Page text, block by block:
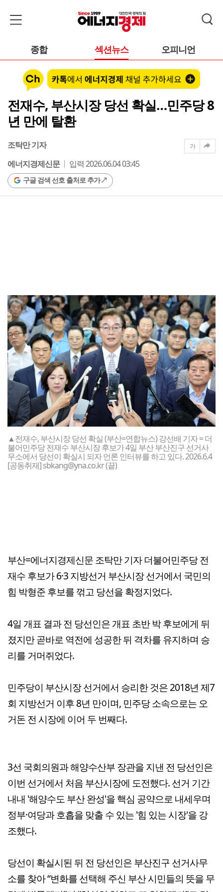
종합 섹션뉴스 오피니언
전재수, 부산시장 당선 확실…민주당 8
년 만에 탈환
조탁만 기자
에너지경제신문
입력 2026.06.04 03:45
구글 검색 선호 출처로 추가
가
▲전재수, 부산시장 당선 확실 (부산=연합뉴스) 강선배 기자 = 더
불어민주당 전재수 부산시장 후보가 4일 부산 부산진구 선거사
무소에서 당선이 확실시 되자 언론 인터뷰를 하고 있다. 2026.6.4
[공동취재] sbkang@yna.co.kr (끝)
부산=에너지경제신문 조탁만 기자 더불어민주당 전
재수 후보가 6·3 지방선거 부산시장 선거에서 국민의
힘 박형준 후보를 꺾고 당선을 확정지었다.
4일 개표 결과 전 당선인은 개표 초반 박 후보에게 뒤
졌지만 곧바로 역전에 성공한 뒤 격차를 유지하며 승
리를 거머쥐었다.
민주당이 부산시장 선거에서 승리한 것은 2018년 제7
회 지방선거 이후 8년 만이며, 민주당 소속으로는 오
거돈 전 시장에 이어 두 번째다.
3선 국회의원과 해양수산부 장관을 지낸 전 당선인은
이번 선거에서 처음 부산시장에 도전했다. 선거 기간
내내 '해양수도 부산 완성'을 핵심 공약으로 내세우며
정부·여당과 호흡을 맞출 수 있는 '힘 있는 시장'을 강
조했다.
당선이 확실시된 뒤 전 당선인은 부산진구 선거사무
소를 찾아 “변화를 선택해 주신 부산 시민들의 뜻을 무